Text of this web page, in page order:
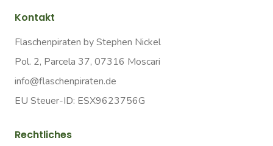
Kontakt
Flaschenpiraten by Stephen Nickel
Pol. 2, Parcela 37, 07316 Moscari
info@flaschenpiraten.de
EU Steuer-ID: ESX9623756G
Rechtliches